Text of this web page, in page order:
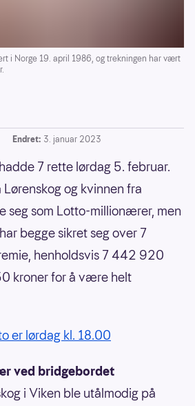
i Norge 19. april 1986, og trekningen har vært
Endret: 3. januar 2023
7 rette lørdag 5. februar.
og kvinnen fra
seg som Lotto-millionærer, men
begge sikret seg over 7
henholdsvis 7 442 920
kroner for å være helt
er lørdag kl. 18.00
ved bridgebordet
i Viken ble utålmodig på